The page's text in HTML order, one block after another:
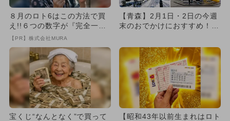
８月のロト6はこの方法で買
え!!６つの数字が『完全一
致』する方法
【PR】株式会社MURA
【青森】2月1日・2日の今週
末のおでかけにおすすめ！人
宝くじ“なんとなく”で買って
【昭和43年以前生まれはロト